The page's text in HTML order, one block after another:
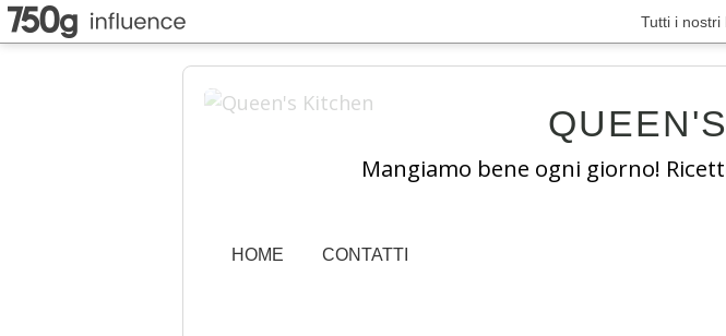
Tutti i nostri
Mangiamo bene ogni giorno!
HOME CONTATTI